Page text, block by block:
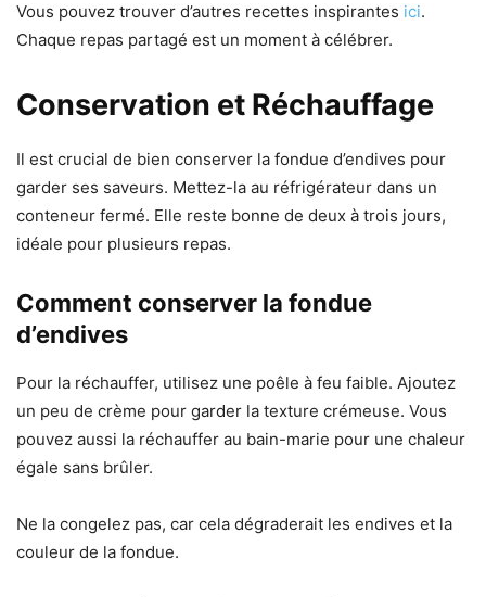
Vous pouvez trouver d’autres recettes inspirantes ici.
Chaque repas partagé est un moment à célébrer.
Conservation et Réchauffage
Il est crucial de bien conserver la fondue d’endives pour
garder ses saveurs. Mettez-la au réfrigérateur dans un
conteneur fermé. Elle reste bonne de deux à trois jours,
idéale pour plusieurs repas.
Comment conserver la fondue
d’endives
Pour la réchauffer, utilisez une poêle à feu faible. Ajoutez
un peu de crème pour garder la texture crémeuse. Vous
pouvez aussi la réchauffer au bain-marie pour une chaleur
égale sans brûler.
Ne la congelez pas, car cela dégraderait les endives et la
couleur de la fondue.